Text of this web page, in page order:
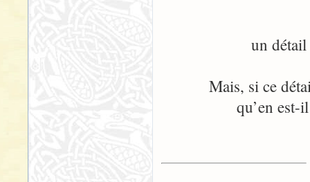
un détail
Mais, si ce
qu’en est-